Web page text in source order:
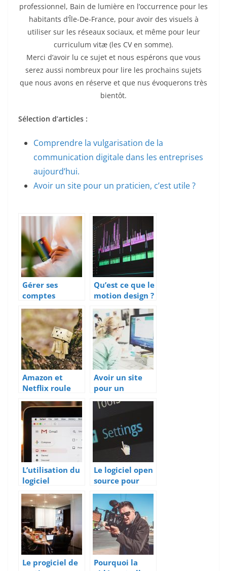
professionnel, Bain de lumière en l’occurrence pour les
habitants d’Île-De-France, pour avoir des visuels à
utiliser sur les réseaux sociaux, et même pour leur
curriculum vitæ (les CV en somme).
Merci d’avoir lu ce sujet et nous espérons que vous
serez aussi nombreux pour lire les prochains sujets
que nous avons en réserve et que nus évoquerons très
bientôt.
Sélection d’articles :
Comprendre la vulgarisation de la
communication digitale dans les entreprises
aujourd’hui.
Avoir un site pour un praticien, c’est utile ?
Gérer ses
comptes
lorsque l’on est
indépendant
Qu’est ce que le
motion design ?
Amazon et
Netflix roule
sur l’or durant
la période de
pandémie
mondiale
Avoir un site
pour un
praticien, c’est
utile ?
L’utilisation du
logiciel
d’emailing en
marketing
Le logiciel open
source pour
optimiser vos
business
Le progiciel de
Pourquoi la